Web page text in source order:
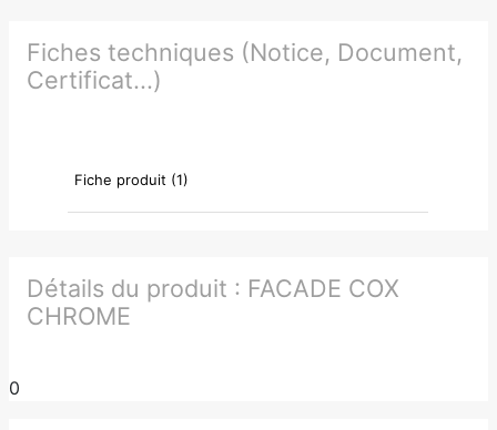
Fiches techniques (Notice, Document,
Certificat...)
Fiche produit (1)
Détails du produit : FACADE COX
CHROME
0